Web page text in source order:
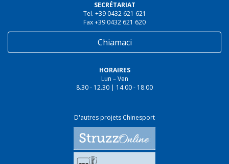
SECRÉTARIAT
Tel. +39 0432 621 621
Fax +39 0432 621 620
Chiamaci
HORAIRES
Lun – Ven
8.30 - 12.30 | 14.00 - 18.00
D'autres projets Chinesport